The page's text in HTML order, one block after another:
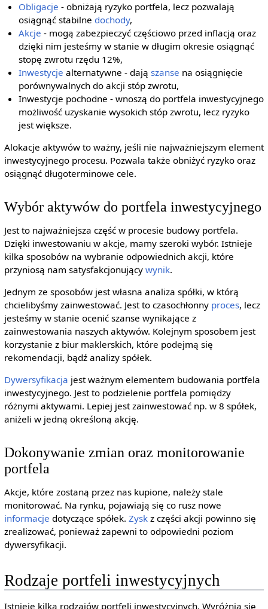
Obligacje - obniżają ryzyko portfela, lecz pozwalają
osiągnąć stabilne dochody,
Akcje - mogą zabezpieczyć częściowo przed inflacją oraz
dzięki nim jesteśmy w stanie w długim okresie osiągnąć
stopę zwrotu rzędu 12%,
Inwestycje alternatywne - dająszanse na osiągnięcie
porównywalnych do akcji stóp zwrotu,
Inwestycje pochodne - wnoszą do portfela inwestycyjnego
możliwość uzyskanie wysokich stóp zwrotu, lecz ryzyko
jest większe.
Alokacje aktywów to ważny, jeśli nie najważniejszym element
inwestycyjnego procesu. Pozwala także obniżyć ryzyko oraz
osiągnąć długoterminowe cele.
Wybór aktywów do portfela inwestycyjnego
Jest to najważniejsza część w procesie budowy portfela.
Dzięki inwestowaniu w akcje, mamy szeroki wybór. Istnieje
kilka sposobów na wybranie odpowiednich akcji, które
przyniosą nam satysfakcjonujący wynik.
Jednym ze sposobów jest własna analiza spółki, w którą
chcielibyśmy zainwestować. Jest to czasochłonny proces, lecz
jesteśmy w stanie ocenić szanse wynikające z
zainwestowania naszych aktywów. Kolejnym sposobem jest
korzystanie z biur maklerskich, które podejmą się
rekomendacji, bądź analizy spółek.
Dywersyfikacja jest ważnym elementem budowania portfela
inwestycyjnego. Jest to podzielenie portfela pomiędzy
różnymi aktywami. Lepiej jest zainwestować np. w 8 spółek,
aniżeli w jedną określoną akcję.
Dokonywanie zmian oraz monitorowanie
portfela
Akcje, które zostaną przez nas kupione, należy stale
monitorować. Na rynku, pojawiają się co rusz nowe
informacje dotyczące spółek. Zyskz części akcji powinno się
zrealizować, ponieważ zapewni to odpowiedni poziom
dywersyfikacji.
Rodzaje portfeli inwestycyjnych
Istnieje kilka rodzajów portfeli inwestycyjnych. Wyróżnia się